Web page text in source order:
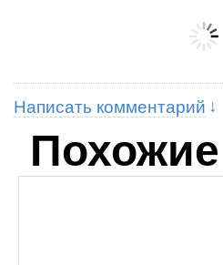
Написать комментарий